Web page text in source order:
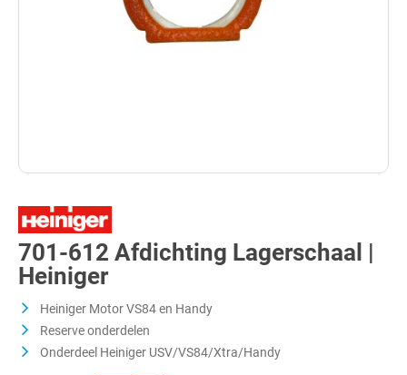
701-612 Afdichting Lagerschaal |
Heiniger
Heiniger Motor VS84 en Handy
Reserve onderdelen
Onderdeel Heiniger USV/VS84/Xtra/Handy